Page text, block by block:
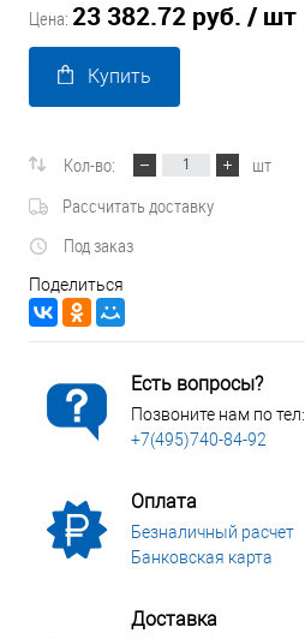
Цена: 23 382.72 руб. / шт
Купить
Кол-во:
шт
Рассчитать доставку
Под заказ
Поделиться
Есть вопросы?
Позвоните нам по тел:
+7(495)740-84-92
Оплата
Безналичный расчет
Банковская карта
Доставка